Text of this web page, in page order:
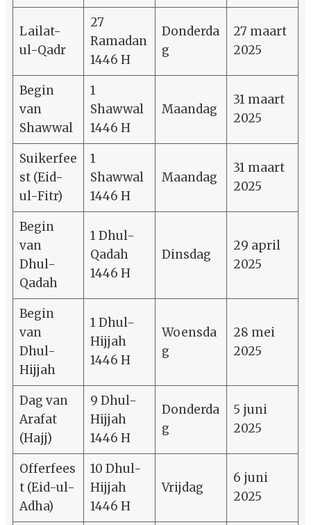
Lailat-
ul-Qadr
27
Ramadan
1446 H
Donderda
g
27 maart
2025
Begin
van
Shawwal
1
Shawwal
1446 H
Maandag
31 maart
2025
Suikerfee
st (Eid-
ul-Fitr)
1
Shawwal
1446 H
Maandag
31 maart
2025
Begin
van
Dhul-
Qadah
1 Dhul-
Qadah
1446 H
Dinsdag
29 april
2025
Begin
van
Dhul-
Hijjah
1 Dhul-
Hijjah
1446 H
Woensda
g
28 mei
2025
Dag van
Arafat
(Hajj)
9 Dhul-
Hijjah
1446 H
Donderda
g
5 juni
2025
Offerfees
t (Eid-ul-
Adha)
10 Dhul-
Hijjah
1446 H
Vrijdag
6 juni
2025